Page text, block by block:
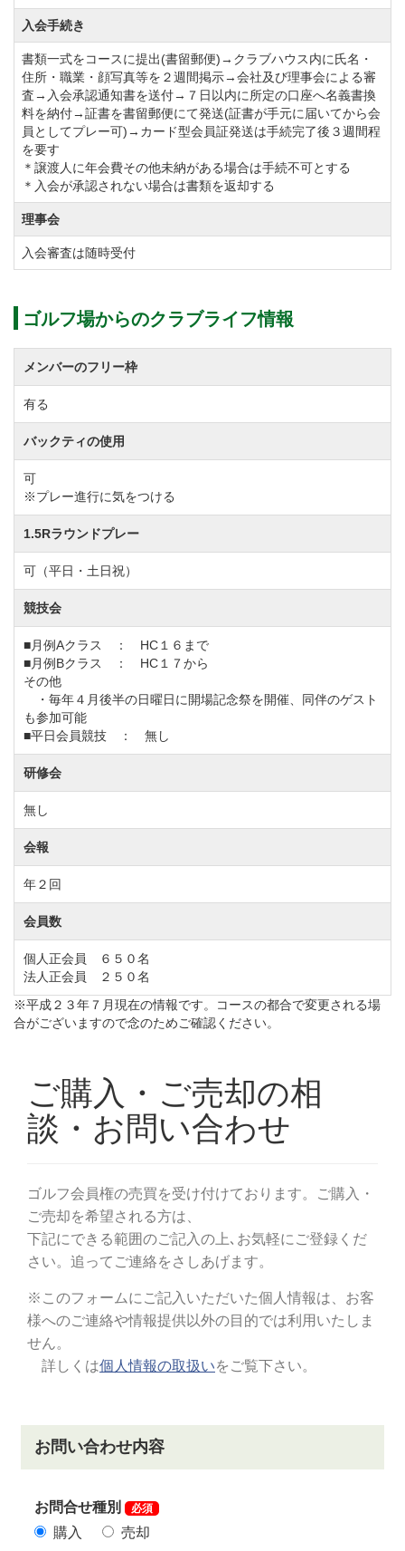
入会手続き
書類一式をコースに提出(書留郵便)→クラブハウス内に氏名・
住所・職業・顔写真等を２週間掲示→会社及び理事会による審
査→入会承認通知書を送付→７日以内に所定の口座へ名義書換
料を納付→証書を書留郵便にて発送(証書が手元に届いてから会
員としてプレー可)→カード型会員証発送は手続完了後３週間程
を要す
＊譲渡人に年会費その他未納がある場合は手続不可とする
＊入会が承認されない場合は書類を返却する
理事会
入会審査は随時受付
ゴルフ場からのクラブライフ情報
メンバーのフリー枠
有る
バックティの使用
可
※プレー進行に気をつける
1.5Rラウンドプレー
可（平日・土日祝）
競技会
■月例Aクラス ： HC１６まで
■月例Bクラス ： HC１７から
その他
・毎年４月後半の日曜日に開場記念祭を開催、同伴のゲスト
も参加可能
■平日会員競技 ： 無し
研修会
無し
会報
年２回
会員数
個人正会員 ６５０名
法人正会員 ２５０名
※平成２３年７月現在の情報です。コースの都合で変更される場
合がございますので念のためご確認ください。